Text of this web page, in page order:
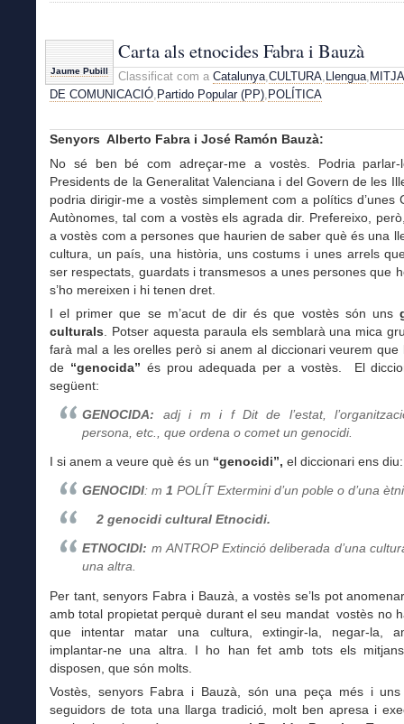
Jaume Pubill
Carta als etnocides Fabra i Bauzà
Classificat com a Catalunya,CULTURA, Llengua,
DE COMUNICACIÓ, Partido Popular (PP), POLÍTICA
Senyors Alberto Fabra i José Ramón Bauzà:
No sé ben bé com adreçar-me a vostès. Podria
Presidents de la Generalitat Valenciana i del Govern de les
podria dirigir-me a vostès simplement com a polítics d’unes
Autònomes, tal com a vostès els agrada dir. Prefereixo,
a vostès com a persones que haurien de saber què és una
cultura, un país, una història, uns costums i unes arrels
ser respectats, guardats i transmesos a unes persones que
s’ho mereixen i hi tenen dret.
I el primer que se m’acut de dir és que vostès són uns
culturals . Potser aquesta paraula els semblarà una mica
farà mal a les orelles però si anem al diccionari veurem que
de “genocida” és prou adequada per a vostès. El
següent:
GENOCIDA: adji m i fDit de l’estat,
persona, etc., que ordena o comet un genocidi.
I si anem a veure què és un “genocidi”, el diccionari ens diu:
GENOCIDI: m 1POLÍT Extermini d’un poble o d’una
2 genocidi cultural Etnocidi.
ETNOCIDI: m ANTROP Extinció deliberada d’una
una altra.
Per tant, senyors Fabra i Bauzà, a vostès se’ls pot
amb total propietat perquè durant el seu mandat vostès no
que intentar matar una cultura, extingir-la, negar-la,
implantar-ne una altra. I ho han fet amb tots els
disposen, que són molts.
Vostès, senyors Fabra i Bauzà, són una peça més i uns
seguidors de tota una llarga tradició, molt ben apresa i